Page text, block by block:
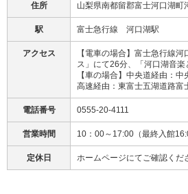
住所 山梨県南都留郡富士河口湖
駅 富士急行線 河口湖駅
アクセス
【電車の場合】富士急行線
ス」にて26分、「河口湖音
【車の場合】中央道経由：
高速経由：東富士五湖道路富
電話番号 0555-20-4111
営業時間 10：00～17:00（最終入館
定休日 ホームページにてご確認くだ